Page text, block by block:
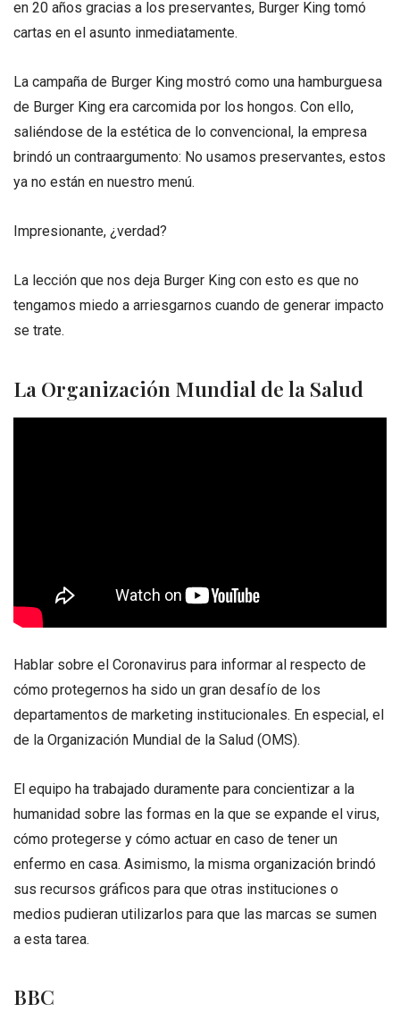
en 20 años gracias a los preservantes, Burger King tomó
cartas en el asunto inmediatamente.
La campaña de Burger King mostró como una hamburguesa
de Burger King era carcomida por los hongos. Con ello,
saliéndose de la estética de lo convencional, la empresa
brindó un contraargumento: No usamos preservantes, estos
ya no están en nuestro menú.
Impresionante, ¿verdad?
La lección que nos deja Burger King con esto es que no
tengamos miedo a arriesgarnos cuando de generar impacto
se trate.
La Organización Mundial de la Salud
Hablar sobre el Coronavirus para informar al respecto de
cómo protegernos ha sido un gran desafío de los
departamentos de marketing institucionales. En especial, el
de la Organización Mundial de la Salud (OMS).
El equipo ha trabajado duramente para concientizar a la
humanidad sobre las formas en la que se expande el virus,
cómo protegerse y cómo actuar en caso de tener un
enfermo en casa. Asimismo, la misma organización brindó
sus recursos gráficos para que otras instituciones o
medios pudieran utilizarlos para que las marcas se sumen
a esta tarea.
BBC